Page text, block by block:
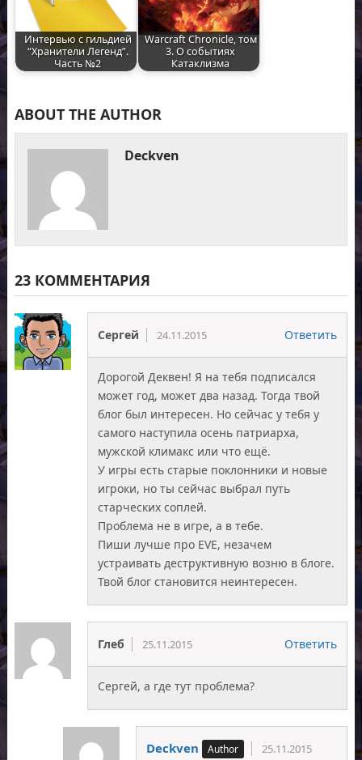
Интервью с гильдией
“Хранители Легенд”.
Часть №2
Warcraft Chronicle, том
3. О событиях
Катаклизма
ABOUT THE AUTHOR
Deckven
23 КОММЕНТАРИЯ
Сергей 24.11.2015 Ответить
Дорогой Деквен! Я на тебя подписался
может год, может два назад. Тогда твой
блог был интересен. Но сейчас у тебя у
самого наступила осень патриарха,
мужской климакс или что ещё.
У игры есть старые поклонники и новые
игроки, но ты сейчас выбрал путь
старческих соплей.
Проблема не в игре, а в тебе.
Пиши лучше про EVE, незачем
устраивать деструктивную возню в блоге.
Твой блог становится неинтересен.
Глеб 25.11.2015 Ответить
Сергей, а где тут проблема?
Deckven 25.11.2015